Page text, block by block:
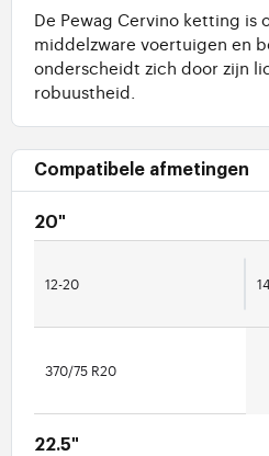
De Pewag Cervino ketting is
middelzware voertuigen en
onderscheidt zich door zijn
robuustheid.
Compatibele afmetingen
20"
12-20
370/75 R20
22.5"